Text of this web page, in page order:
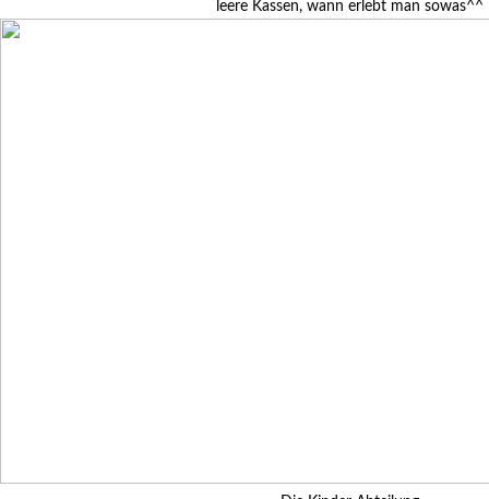
leere Kassen, wann erlebt man sowas^^